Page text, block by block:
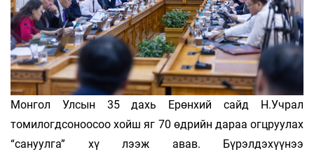
Монгол Улсын 35 дахь Ерөнхий сайд Н.Учрал
томилогдсоноосоо хойш яг 70 өдрийн дараа огцруулах
“сануулга” хү­ лээж авав. Бүрэлдэхүүнээ